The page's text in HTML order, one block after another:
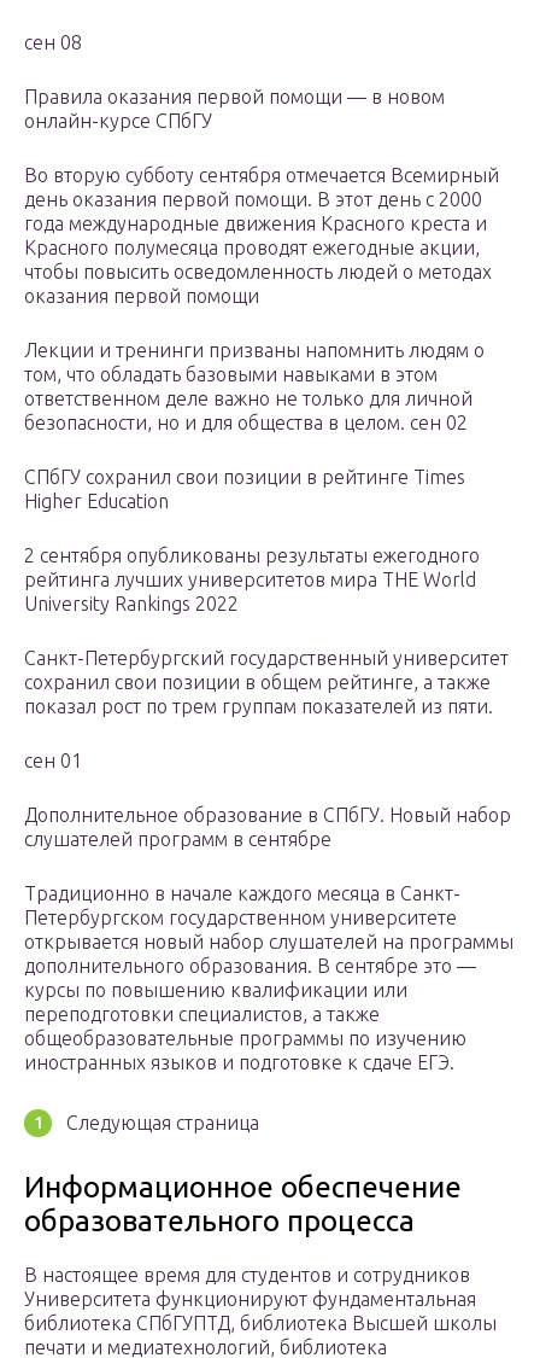
сен 08
Правила оказания первой помощи — в новом
онлайн-курсе СПбГУ
Во вторую субботу сентября отмечается Всемирный
день оказания первой помощи. В этот день с 2000
года международные движения Красного креста и
Красного полумесяца проводят ежегодные акции,
чтобы повысить осведомленность людей о методах
оказания первой помощи
Лекции и тренинги призваны напомнить людям о
том, что обладать базовыми навыками в этом
ответственном деле важно не только для личной
безопасности, но и для общества в целом. сен 02
СПбГУ сохранил свои позиции в рейтинге Times
Higher Education
2 сентября опубликованы результаты ежегодного
рейтинга лучших университетов мира THE World
University Rankings 2022
Санкт-Петербургский государственный университет
сохранил свои позиции в общем рейтинге, а также
показал рост по трем группам показателей из пяти.
сен 01
Дополнительное образование в СПбГУ. Новый набор
слушателей программ в сентябре
Традиционно в начале каждого месяца в Санкт-
Петербургском государственном университете
открывается новый набор слушателей на программы
дополнительного образования. В сентябре это —
курсы по повышению квалификации или
переподготовки специалистов, а также
общеобразовательные программы по изучению
иностранных языков и подготовке к сдаче ЕГЭ.
Следующая страница
Информационное обеспечение
образовательного процесса
В настоящее время для студентов и сотрудников
Университета функционируют фундаментальная
библиотека СПбГУПТД, библиотека Высшей школы
печати и медиатехнологий, библиотека